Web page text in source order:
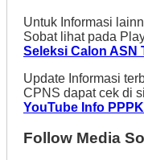
Untuk Informasi
Sobat lihat pada
Seleksi Calon ASN
Update Informasi
CPNS dapat cek di
YouTube Info
Follow Media